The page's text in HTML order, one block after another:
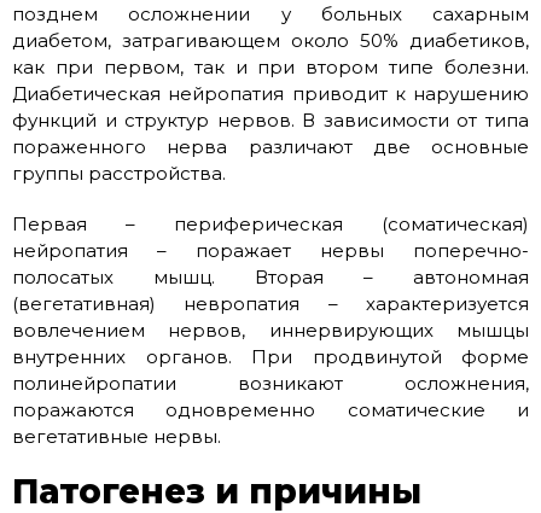
позднем осложнении у больных сахарным
диабетом, затрагивающем около 50% диабетиков,
как при первом, так и при втором типе болезни.
Диабетическая нейропатия приводит к нарушению
функций и структур нервов. В зависимости от типа
пораженного нерва различают две основные
группы расстройства.
Первая – периферическая (соматическая)
нейропатия – поражает нервы поперечно-
полосатых мышц. Вторая – автономная
(вегетативная) невропатия – характеризуется
вовлечением нервов, иннервирующих мышцы
внутренних органов. При продвинутой форме
полинейропатии возникают осложнения,
поражаются одновременно соматические и
вегетативные нервы.
Патогенез и причины